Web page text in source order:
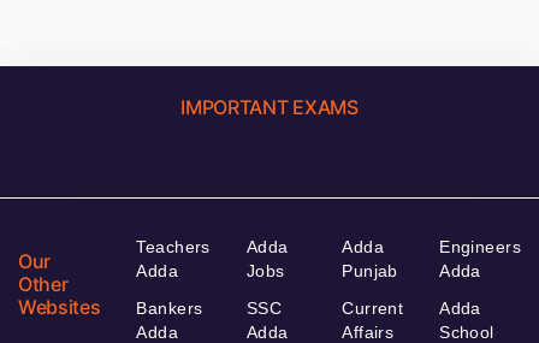
IMPORTANT EXAMS
Our
Other
Websites
Teachers
Adda
Bankers
Adda
Adda
Jobs
SSC
Adda
Adda
Punjab
Current
Affairs
Engineers
Adda
Adda
School